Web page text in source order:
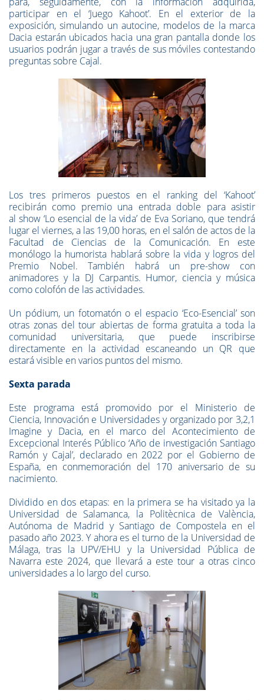
participar en el ‘Juego Kahoot’. En el exterior de la
exposición, simulando un autocine, modelos de la marca
Dacia estarán ubicados hacia una gran pantalla donde los
usuarios podrán jugar a través de sus móviles contestando
preguntas sobre Cajal.
Los tres primeros puestos en el ranking del ‘Kahoot’
recibirán como premio una entrada doble para asistir
al show ‘Lo esencial de la vida’ de Eva Soriano, que tendrá
lugar el viernes, a las 19,00 horas, en el salón de actos de la
Facultad de Ciencias de la Comunicación. En este
monólogo la humorista hablará sobre la vida y logros del
Premio Nobel. También habrá un pre-show con
animadores y la DJ Carpantis. Humor, ciencia y música
como colofón de las actividades.
Un pódium, un fotomatón o el espacio ‘Eco-Esencial’ son
otras zonas del tour abiertas de forma gratuita a toda la
comunidad universitaria, que puede inscribirse
directamente en la actividad escaneando un QR que
estará visible en varios puntos del mismo.
Sexta parada
Este programa está promovido por el Ministerio de
Ciencia, Innovación e Universidades y organizado por 3,2,1
Imagine y Dacia, en el marco del Acontecimiento de
Excepcional Interés Público ‘Año de investigación Santiago
Ramón y Cajal’, declarado en 2022 por el Gobierno de
España, en conmemoración del 170 aniversario de su
nacimiento.
Dividido en dos etapas: en la primera se ha visitado ya la
Universidad de Salamanca, la Politècnica de València,
Autónoma de Madrid y Santiago de Compostela en el
pasado año 2023. Y ahora es el turno de la Universidad de
Málaga, tras la UPV/EHU y la Universidad Pública de
Navarra este 2024, que llevará a este tour a otras cinco
universidades a lo largo del curso.